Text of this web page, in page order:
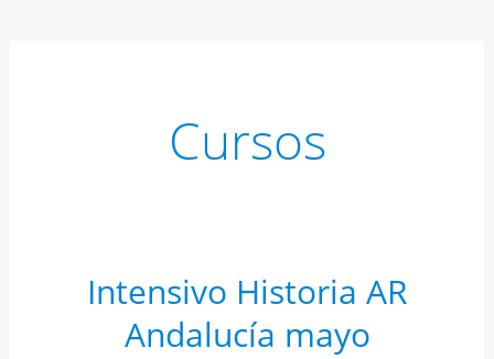
Cursos
Intensivo Historia AR
Andalucía mayo